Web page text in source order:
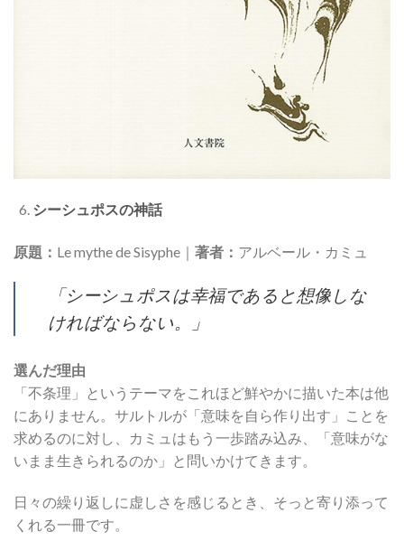
シーシュポスの神話
原題： Le mythe de Sisyphe｜ 著者： アルベール・カミュ
「シーシュポスは幸福であると想像しな
ければならない。」
選んだ理由
「不条理」というテーマをこれほど鮮やかに描いた本は他
にありません。サルトルが「意味を自ら作り出す」ことを
求めるのに対し、カミュはもう一歩踏み込み、「意味がな
いまま生きられるのか」と問いかけてきます。
日々の繰り返しに虚しさを感じるとき、そっと寄り添って
くれる一冊です。